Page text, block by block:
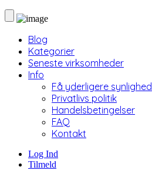
Blog
Kategorier
Seneste virksomheder
Info
Få yderligere synlighed
Privatlivs politik
Handelsbetingelser
FAQ
Kontakt
Log Ind
Tilmeld